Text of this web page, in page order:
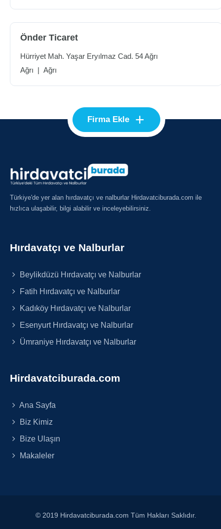
Önder Ticaret
Hürriyet Mah. Yaşar Eryılmaz Cad. 54 Ağrı
Ağrı | Ağrı
Firma Ekle +
Türkiye'de yer alan hırdavatçı ve nalburlar Hirdavatciburada.com ile
hızlıca ulaşabilir, bilgi alabilir ve inceleyebilirsiniz.
Hırdavatçı ve Nalburlar
Beylikdüzü Hırdavatçı ve Nalburlar
Fatih Hırdavatçı ve Nalburlar
Kadıköy Hırdavatçı ve Nalburlar
Esenyurt Hırdavatçı ve Nalburlar
Ümraniye Hırdavatçı ve Nalburlar
Hirdavatciburada.com
Ana Sayfa
Biz Kimiz
Bize Ulaşın
Makaleler
© 2019 Hirdavatciburada.com Tüm Hakları Saklıdır.